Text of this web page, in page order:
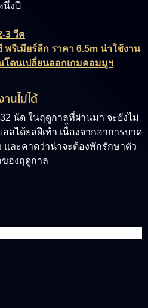
งปี
3 วีค
รีเมียร์ลีก ราคา 6.5m น่าใช้งาน
โดนเปลี่ยนออกเกมคอมมูฯ
นไม่ได้
นัด ในฤดูกาลที่ผ่านมา จะยังไม่
ลได้ยลฝีเท้า เนื่้องจากอาการบาด
และคาดว่าน่าจะต้องพักรักษาตัว
ของฤดูกาล